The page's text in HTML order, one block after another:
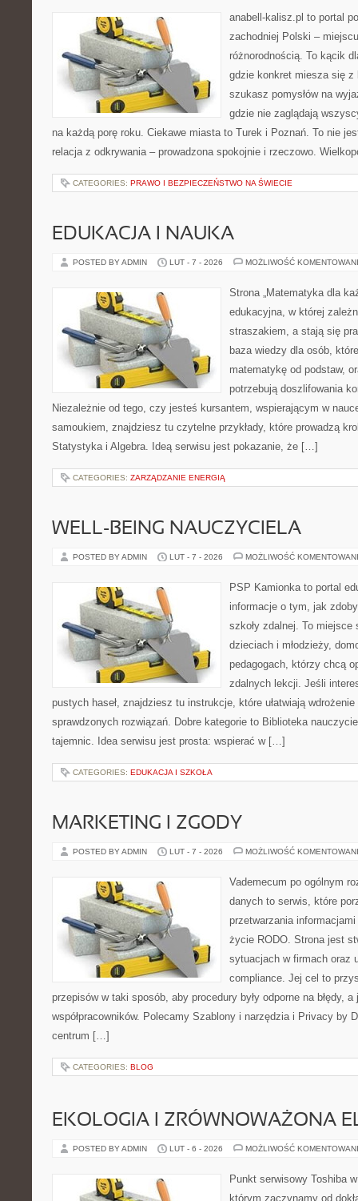
anabell-kalisz.pl to portal
zachodniej Polski –
różnorodnością. To kącik
gdzie konkret miesza się
szukasz pomysłów na
gdzie nie zaglądają
na każdą porę roku. Ciekawe miasta to Turek i Poznań. To nie
relacja z odkrywania – prowadzona spokojnie i rzeczowo.
CATEGORIES: PRAWO I BEZPIECZEŃSTWO NA ŚWIECIE
EDUKACJA I NAUKA
POSTED BY ADMIN LUT - 7 - 2026 MOŻLIWOŚĆ
Strona „Matematyka dla
edukacyjna, w której
straszakiem, a stają się
baza wiedzy dla osób,
matematykę od podstaw,
potrzebują doszlifowania
Niezależnie od tego, czy jesteś kursantem, wspierającym w
samoukiem, znajdziesz tu czytelne przykłady, które prowadzą
Statystyka i Algebra. Ideą serwisu jest pokazanie, że […]
CATEGORIES: ZARZĄDZANIE ENERGIĄ
WELL-BEING NAUCZYCIELA
POSTED BY ADMIN LUT - 7 - 2026 MOŻLIWOŚĆ
PSP Kamionka to portal
informacje o tym, jak
szkoły zdalnej. To
dzieciach i młodzieży,
pedagogach, którzy chcą
zdalnych lekcji. Jeśli
pustych haseł, znajdziesz tu instrukcje, które ułatwiają
sprawdzonych rozwiązań. Dobre kategorie to Biblioteka
tajemnic. Idea serwisu jest prosta: wspierać w […]
CATEGORIES: EDUKACJA I SZKOŁA
MARKETING I ZGODY
POSTED BY ADMIN LUT - 7 - 2026 MOŻLIWOŚĆ
Vademecum po ogólnym
danych to serwis, które
przetwarzania
życie RODO. Strona jest
sytuacjach w firmach oraz
compliance. Jej cel to
przepisów w taki sposób, aby procedury były odporne na błędy,
współpracowników. Polecamy Szablony i narzędzia i Privacy by
centrum […]
CATEGORIES: BLOG
EKOLOGIA I ZRÓWNOWAŻONA
POSTED BY ADMIN LUT - 6 - 2026 MOŻLIWOŚĆ
Punkt serwisowy Toshiba
którym zaczynamy od